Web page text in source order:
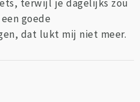
terwijl je dagelijks zou
goede
dat lukt mij niet meer.